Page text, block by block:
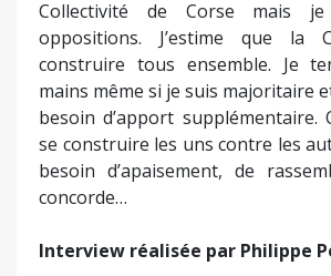
Collectivité de Corse mais
oppositions. J’estime que la
construire tous ensemble. Je
mains même si je suis majoritaire
besoin d’apport supplémentaire.
se construire les uns contre les
besoin d’apaisement, de
concorde…
Interview réalisée par Philippe